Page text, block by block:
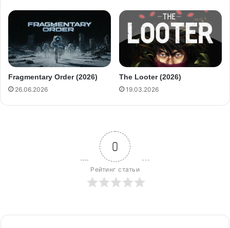
Fragmentary Order (2026)
26.06.2026
The Looter (2026)
19.03.2026
0
Рейтинг статьи